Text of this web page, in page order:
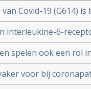
en kortademigheid
Covid-19 (G614)
besmettingen in
19 virus over
interleukine-6-
minder
met het
spelen ook een rol
uit verschillende
voor bij
in